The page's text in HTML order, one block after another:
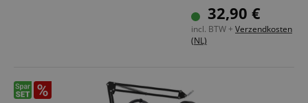
Geen driverinstallatie nodig (class compliant)
32,90 €
incl. BTW + Verzendkosten
(NL)